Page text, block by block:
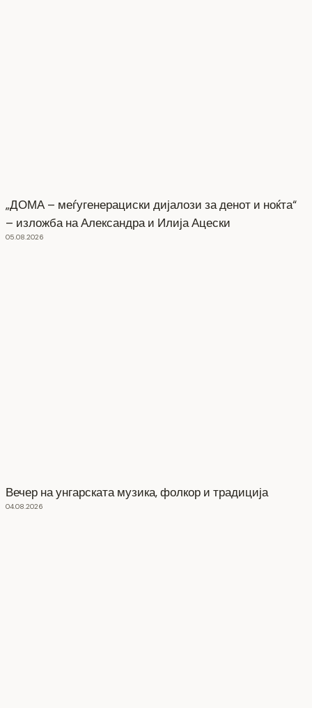
„ДОМА – меѓугенерациски дијалози за денот и ноќта“
– изложба на Александра и Илија Ацески
05.08.2026
Вечер на унгарската музика, фолкор и традиција
04.08.2026